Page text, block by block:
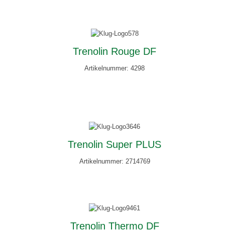
Trenolin Rouge DF
Artikelnummer: 4298
Trenolin Super PLUS
Artikelnummer: 2714769
Trenolin Thermo DF